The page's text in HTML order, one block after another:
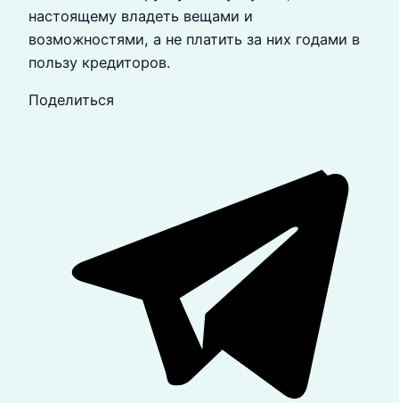
настоящему владеть вещами и
возможностями, а не платить за них годами в
пользу кредиторов.
Поделиться